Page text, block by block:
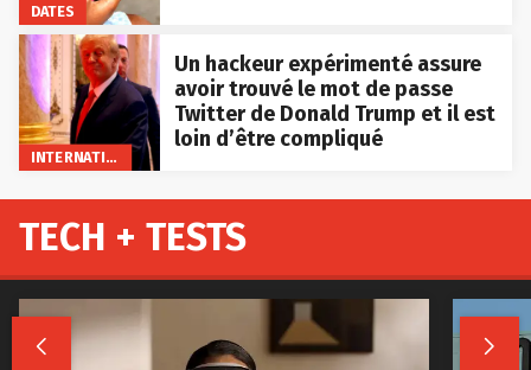
DATES
INTERNATIONAL
Un hackeur expérimenté assure
avoir trouvé le mot de passe
Twitter de Donald Trump et il est
loin d’être compliqué
TECH + TESTS
 